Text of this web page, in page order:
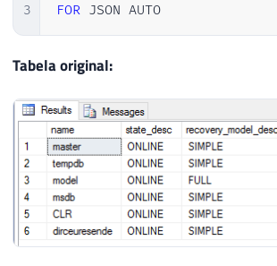
3
FOR JSON AUTO
Tabela original: